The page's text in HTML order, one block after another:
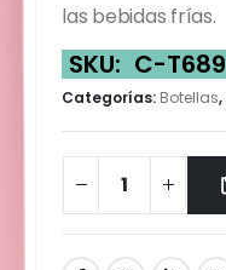
las bebidas frías.
SKU: C-T689
Categorías: Botellas,